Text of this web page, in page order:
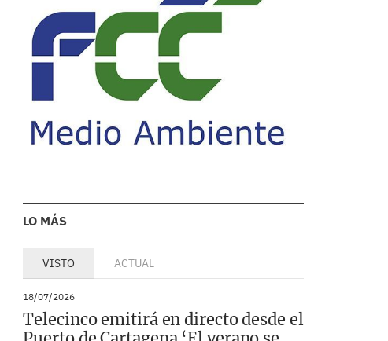
LO MÁS
VISTO ACTUAL
18/07/2026
Telecinco emitirá en directo desde el